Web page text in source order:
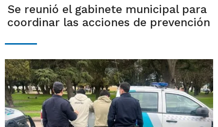
Se reunió el gabinete municipal para
coordinar las acciones de prevención